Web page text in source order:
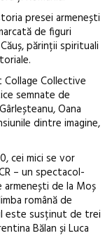
presei armenești
de figuri
părinții spirituali
Collective
semnate de
Oana
dintre imagine,
cei mici se vor
– un spectacol-
de la Moș
română de
este susținut de trei
Bălan și Luca